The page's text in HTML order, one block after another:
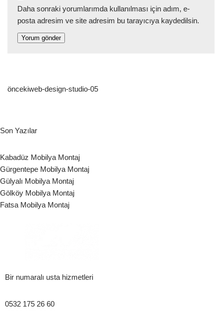
Daha sonraki yorumlarımda kullanılması için adım, e-
posta adresim ve site adresim bu tarayıcıya kaydedilsin.
öncekiweb-design-studio-05
Son Yazılar
Kabadüz Mobilya Montaj
Gürgentepe Mobilya Montaj
Gülyalı Mobilya Montaj
Gölköy Mobilya Montaj
Fatsa Mobilya Montaj
Bir numaralı usta hizmetleri
0532 175 26 60